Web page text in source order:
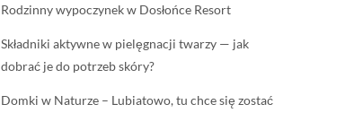
Rodzinny wypoczynek w Dosłońce Resort
Składniki aktywne w pielęgnacji twarzy — jak
dobrać je do potrzeb skóry?
Domki w Naturze – Lubiatowo, tu chce się zostać